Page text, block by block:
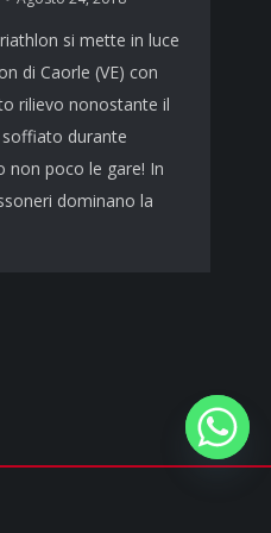
si mette in luce
di Caorle (VE) con
rilievo nonostante il
durante
non poco le gare! In
dominano la